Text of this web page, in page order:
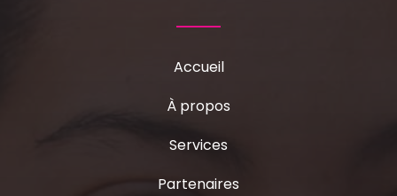
Accueil
À propos
Services
Partenaires